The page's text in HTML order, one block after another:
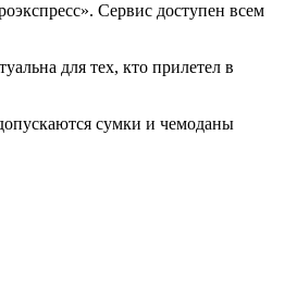
Сервис доступен всем
для тех, кто прилетел в
сумки и чемоданы